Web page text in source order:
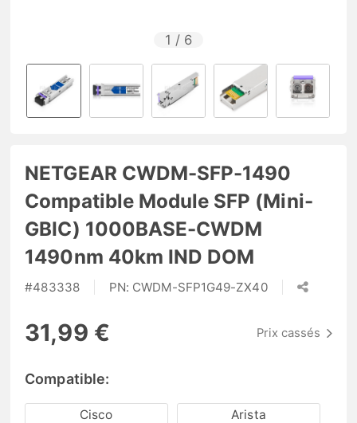
1 / 6
NETGEAR CWDM-SFP-1490
Compatible Module SFP (Mini-
GBIC) 1000BASE-CWDM
1490nm 40km IND DOM
#483338 PN: CWDM-SFP1G49-ZX40
31,99 € Prix cassés
Compatible:
Cisco Arista